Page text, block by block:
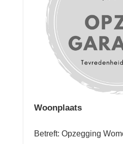
Woonplaats
Betreft: Opzegging